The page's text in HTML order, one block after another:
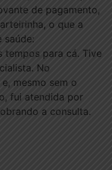
de pagamento,
o que a
saúde:
para cá. Tive
No
mesmo sem o
fui atendida por
a consulta.